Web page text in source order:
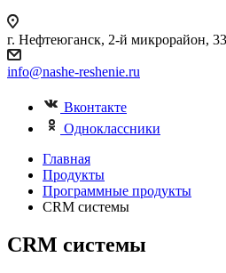
г. Нефтеюганск, 2-й микрорайон, 33
info@nashe-reshenie.ru
Вконтакте
Одноклассники
Главная
Продукты
Программные продукты
CRM системы
CRM системы